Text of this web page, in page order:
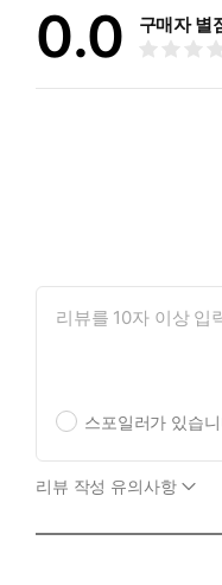
0.0 구매자 별
스포일러가 있습
리뷰 작성 유의사항